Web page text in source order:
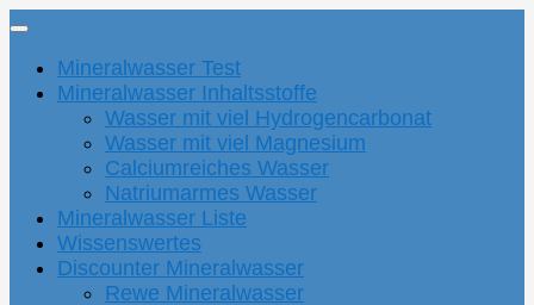
Mineralwasser Test
Mineralwasser Inhaltsstoffe
Wasser mit viel Hydrogencarbonat
Wasser mit viel Magnesium
Calciumreiches Wasser
Natriumarmes Wasser
Mineralwasser Liste
Wissenswertes
Discounter Mineralwasser
Rewe Mineralwasser